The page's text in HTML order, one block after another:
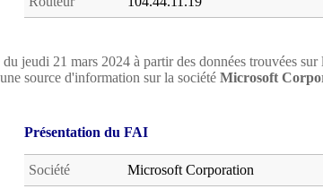
du jeudi 21 mars 2024 à partir des données trouvées sur
source d'information sur la société Microsoft
Présentation du FAI
Société Microsoft Corporation